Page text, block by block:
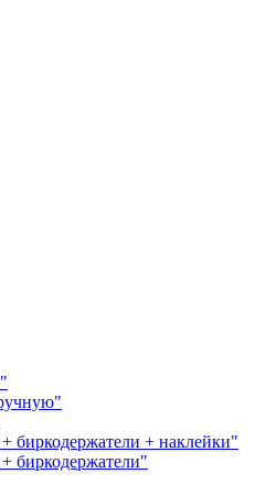
биркодержатели + наклейки"
биркодержатели"